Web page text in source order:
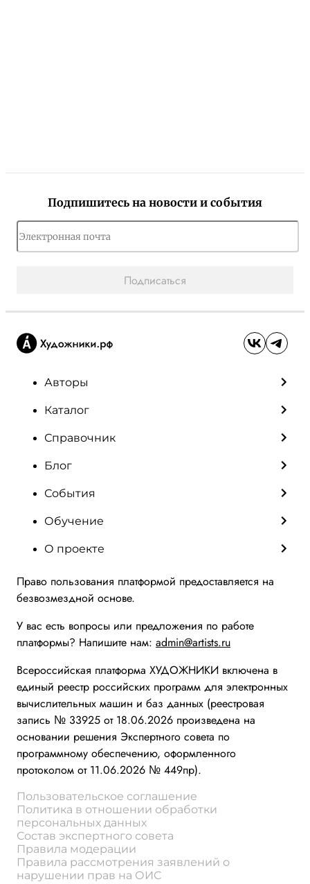
Подпишитесь на новости и события
Подписаться
Авторы
Каталог
Справочник
Блог
События
Обучение
О проекте
Право пользования платформой предоставляется на
безвозмездной основе.
У вас есть вопросы или предложения по работе
платформы? Напишите нам: admin@artists.ru
Всероссийская платформа ХУДОЖНИКИ включена в
единый реестр российских программ для электронных
вычислительных машин и баз данных (реестровая
запись № 33925 от 18.06.2026 произведена на
основании решения Экспертного совета по
программному обеспечению, оформленного
протоколом от 11.06.2026 № 449пр).
Пользовательское соглашение
Политика в отношении обработки
персональных данных
Состав экспертного совета
Правила модерации
Правила рассмотрения заявлений о
нарушении прав на ОИС